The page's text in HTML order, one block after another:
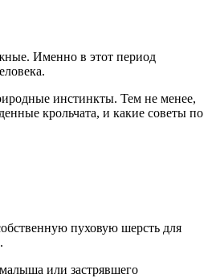
Именно в этот период
инстинкты. Тем не менее,
крольчата, и какие советы по
пуховую шерсть для
или застрявшего